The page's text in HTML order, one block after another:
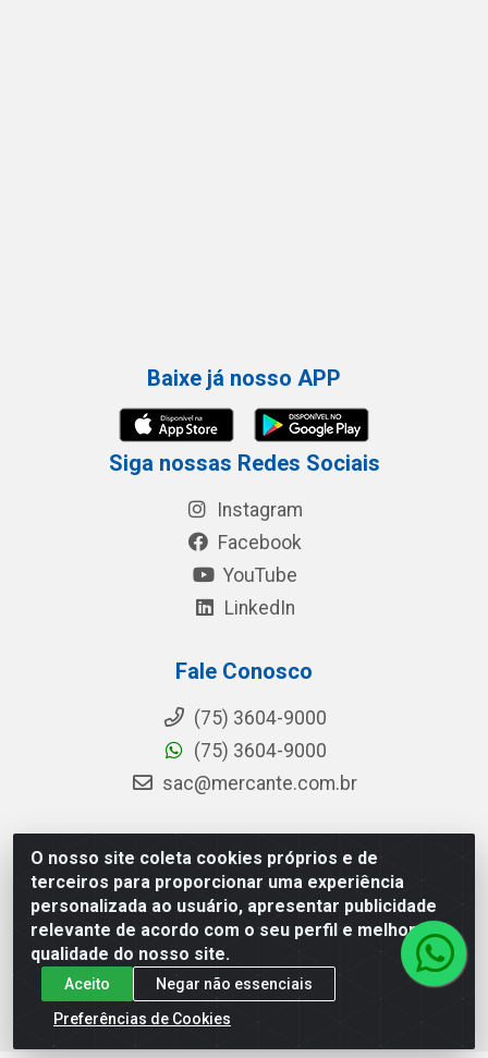
O nosso site coleta cookies próprios e de
terceiros para proporcionar uma experiência
personalizada ao usuário, apresentar publicidade
relevante de acordo com o seu perfil e melhorar a
qualidade do nosso site.
Aceito
Negar não essenciais
Preferências de Cookies
Baixe já nosso APP
Siga nossas Redes Sociais
Instagram
Facebook
YouTube
LinkedIn
Fale Conosco
(75) 3604-9000
(75) 3604-9000
sac@mercante.com.br
Mercante Distribuidora - Rua Mercante, 699 - Aviário,
Feira de Santana/BA - CEP 44.096-218 - CNPJ
96.755.848/0001-08